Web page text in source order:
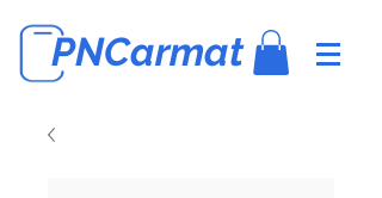
PNCarmat